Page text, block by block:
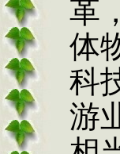
革
体
科
游